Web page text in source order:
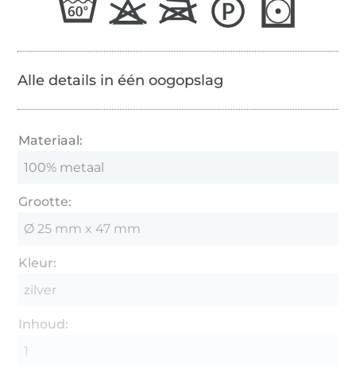
Alle details in één oogopslag
Materiaal:
100% metaal
Grootte:
Ø 25 mm x 47 mm
Kleur:
zilver
Inhoud:
1